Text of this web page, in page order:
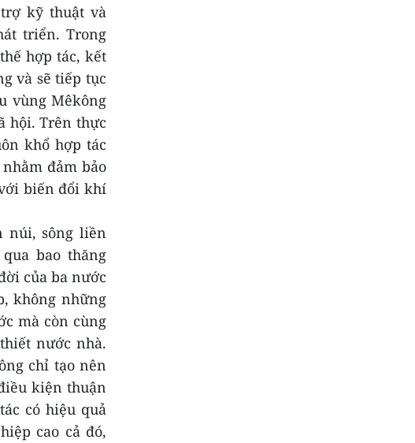
kỹ thuật và
triển. Trong
hợp tác, kết
và sẽ tiếp tục
vùng Mêkông
hội. Trên thực
khổ hợp tác
đảm bảo
biến đổi khí
núi, sông liền
bao thăng
của ba nước
không những
mà còn cùng
nước nhà.
chỉ tạo nên
kiện thuận
có hiệu quả
cao cả đó,